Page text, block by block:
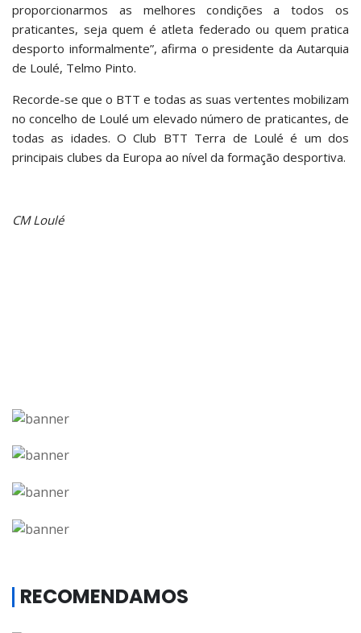
proporcionarmos as melhores condições a todos os
praticantes, seja quem é atleta federado ou quem pratica
desporto informalmente”, afirma o presidente da Autarquia
de Loulé, Telmo Pinto.
Recorde-se que o BTT e todas as suas vertentes mobilizam
no concelho de Loulé um elevado número de praticantes, de
todas as idades. O Club BTT Terra de Loulé é um dos
principais clubes da Europa ao nível da formação desportiva.
CM Loulé
RECOMENDAMOS